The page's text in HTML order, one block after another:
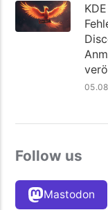
Follow us
Mastodon